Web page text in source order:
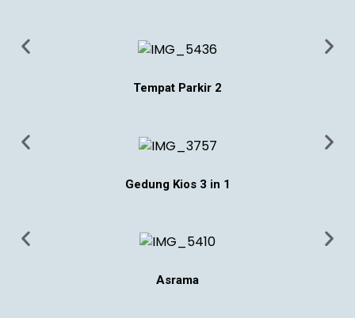
Tempat Parkir 2
Gedung Kios 3 in 1
Asrama